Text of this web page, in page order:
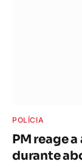
POLÍCIA
PM reage
durante